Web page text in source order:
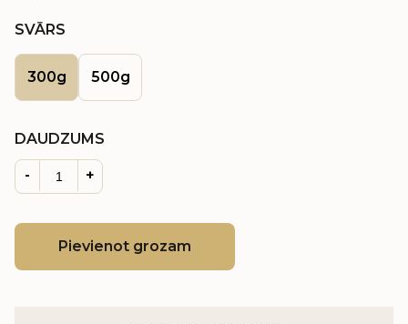
SVĀRS
300g 500g
DAUDZUMS
- +
Pievienot grozam